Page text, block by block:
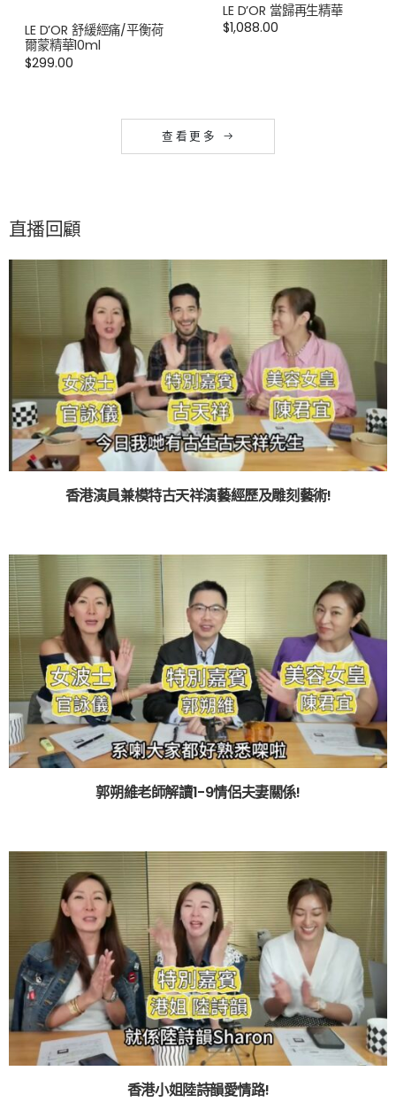
LE D’OR 舒緩經痛/平衡荷
爾蒙精華10ml
$299.00
LE D’OR 當歸再生精華
$1,088.00
查 看 更 多
直播回顧
香港演員兼模特古天祥演藝經歷及雕刻藝術!
郭朔維老師解讀1-9情侶夫妻關係!
香港小姐陸詩韻愛情路!